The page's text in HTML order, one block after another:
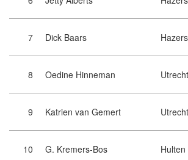
7 Dick Baars
8 Oedine Hinneman Utrecht
9 Katrien van Gemert Utrecht
10 G. Kremers-Bos Hulten